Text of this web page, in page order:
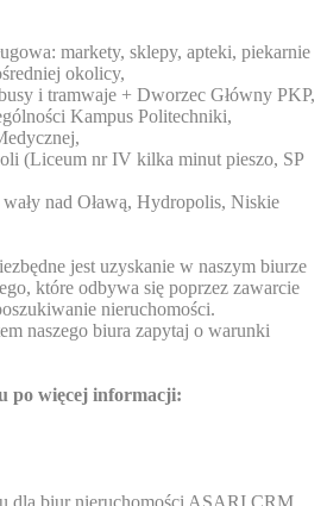
markety, sklepy, apteki, piekarnie
okolicy,
i tramwaje + Dworzec Główny PKP,
Kampus Politechniki,
(Liceum nr IV kilka minut pieszo, SP
nad Oławą, Hydropolis, Niskie
jest uzyskanie w naszym biurze
które odbywa się poprzez zawarcie
nieruchomości.
naszego biura zapytaj o warunki
po więcej informacji: